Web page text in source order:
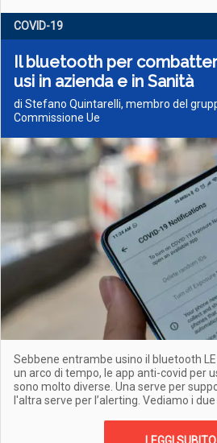
COVID-19
Il bluetooth per
usi in azienda e in Sanità
di Stefano Quintarelli, membro del
Commissione Ue
Sebbene entrambe usino il bluetooth
un arco di tempo, le app anti-covid per
sono molto diverse. Una serve per
l'altra serve per l’alerting. Vediamo i